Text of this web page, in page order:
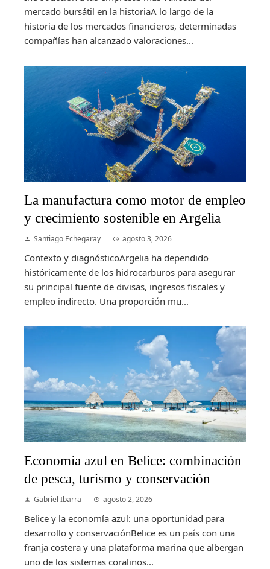
mercado bursátil en la historiaA lo largo de la
historia de los mercados financieros, determinadas
compañías han alcanzado valoraciones...
La manufactura como motor de empleo
y crecimiento sostenible en Argelia
Santiago Echegaray agosto 3, 2026
Contexto y diagnósticoArgelia ha dependido
históricamente de los hidrocarburos para asegurar
su principal fuente de divisas, ingresos fiscales y
empleo indirecto. Una proporción mu...
Economía azul en Belice: combinación
de pesca, turismo y conservación
Gabriel Ibarra agosto 2, 2026
Belice y la economía azul: una oportunidad para
desarrollo y conservaciónBelice es un país con una
franja costera y una plataforma marina que albergan
uno de los sistemas coralinos...